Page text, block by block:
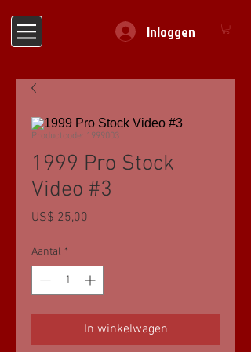
Inloggen
Productcode: 1999003
1999 Pro Stock
Video #3
US$ 25,00
Aantal *
In winkelwagen